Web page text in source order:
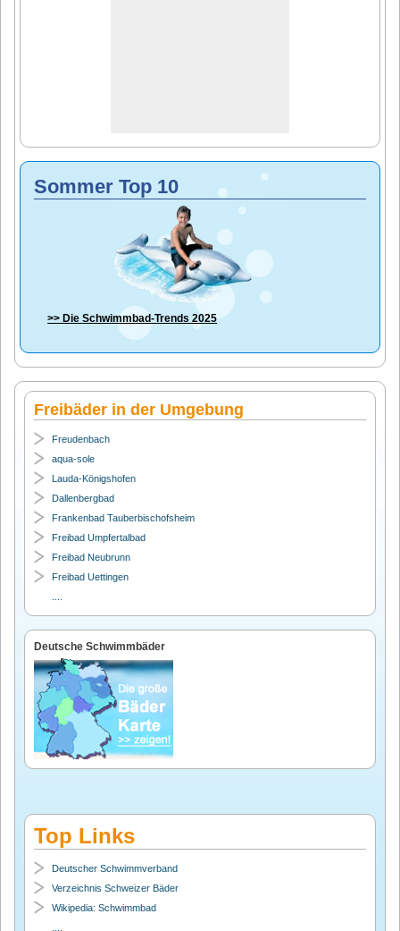
Sommer Top 10
>> DieSchwimmbad-Trends 2025
Freibäder in der Umgebung
Freudenbach
aqua-sole
Lauda-Königshofen
Dallenbergbad
Frankenbad Tauberbischofsheim
Freibad Umpfertalbad
Freibad Neubrunn
Freibad Uettingen
Deutsche Schwimmbäder
Top Links
Deutscher Schwimmverband
Verzeichnis Schweizer Bäder
Wikipedia: Schwimmbad